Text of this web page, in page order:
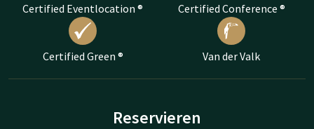
Certified Eventlocation ® Certified Conference ®
Certified Green ® Van der Valk
Reservieren